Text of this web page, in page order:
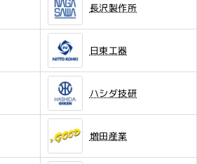
長沢製作所
日東工器
ハシダ技研
増田産業